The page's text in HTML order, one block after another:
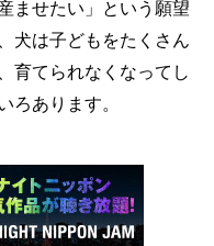
ませたい」という願望
犬は子どもをたくさん
育てられなくなってし
ろあります。